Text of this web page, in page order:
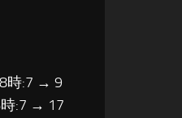
時:7 → 9
:7 → 17